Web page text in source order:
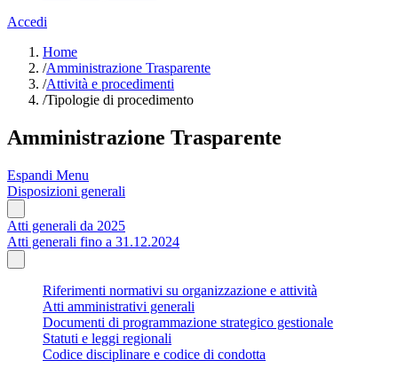
Accedi
Home
/Amministrazione Trasparente
/Attività e procedimenti
/Tipologie di procedimento
Amministrazione Trasparente
Espandi Menu
Disposizioni generali
Atti generali da 2025
Atti generali fino a 31.12.2024
Riferimenti normativi su organizzazione e attività
Atti amministrativi generali
Documenti di programmazione strategico gestionale
Statuti e leggi regionali
Codice disciplinare e codice di condotta